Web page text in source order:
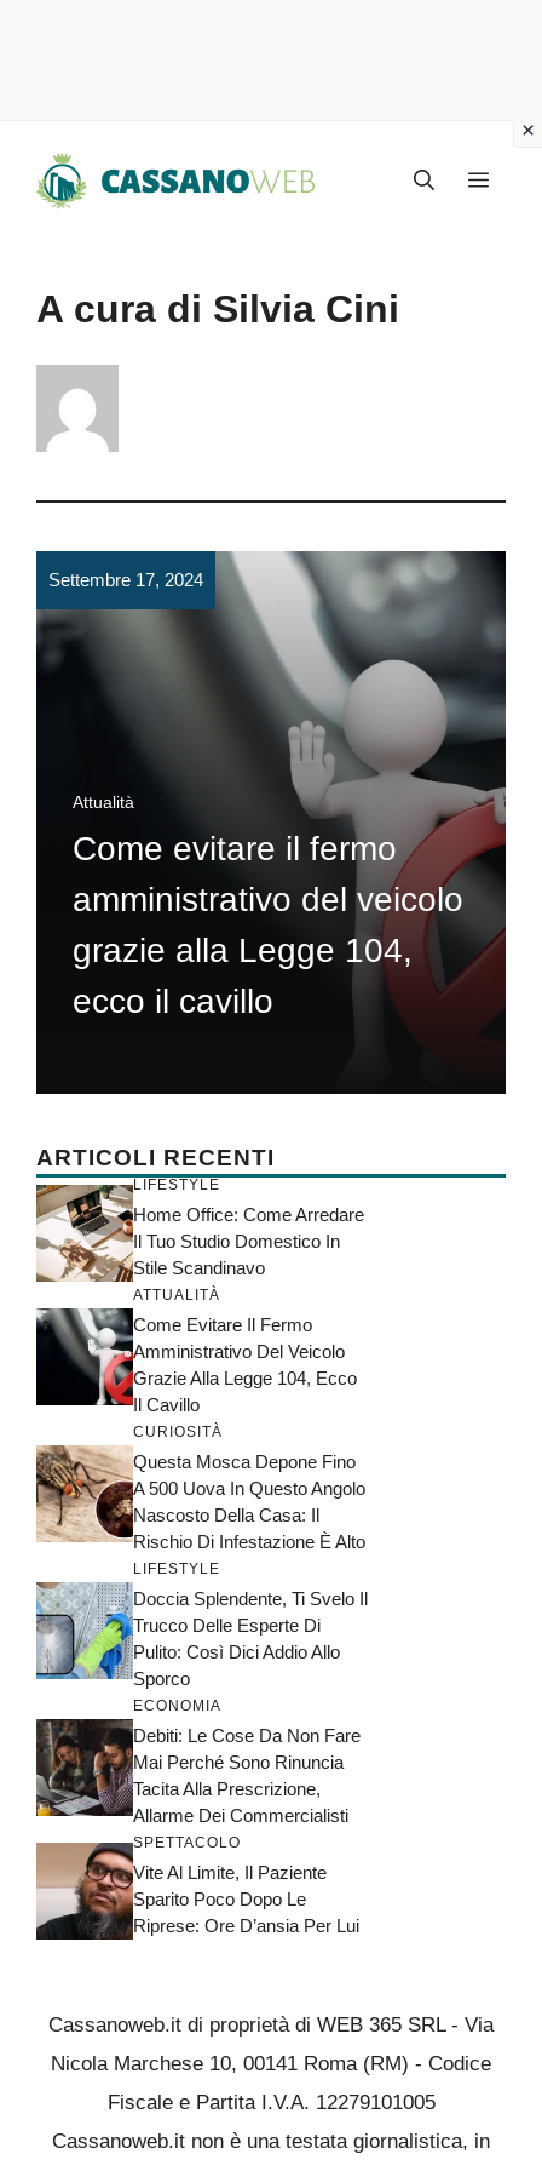
Menu
A cura di Silvia Cini
Settembre 17, 2024
Attualità
Come evitare il fermo
amministrativo del veicolo
grazie alla Legge 104,
ecco il cavillo
ARTICOLI RECENTI
LIFESTYLE
Home Office: Come Arredare
Il Tuo Studio Domestico In
Stile Scandinavo
ATTUALITÀ
Come Evitare Il Fermo
Amministrativo Del Veicolo
Grazie Alla Legge 104, Ecco
Il Cavillo
CURIOSITÀ
Questa Mosca Depone Fino
A 500 Uova In Questo Angolo
Nascosto Della Casa: Il
Rischio Di Infestazione È Alto
LIFESTYLE
Doccia Splendente, Ti Svelo Il
Trucco Delle Esperte Di
Pulito: Così Dici Addio Allo
Sporco
ECONOMIA
Debiti: Le Cose Da Non Fare
Mai Perché Sono Rinuncia
Tacita Alla Prescrizione,
Allarme Dei Commercialisti
SPETTACOLO
Vite Al Limite, Il Paziente
Sparito Poco Dopo Le
Riprese: Ore D’ansia Per Lui
Cassanoweb.it di proprietà di WEB 365 SRL - Via
Nicola Marchese 10, 00141 Roma (RM) - Codice
Fiscale e Partita I.V.A. 12279101005
Cassanoweb.it non è una testata giornalistica, in